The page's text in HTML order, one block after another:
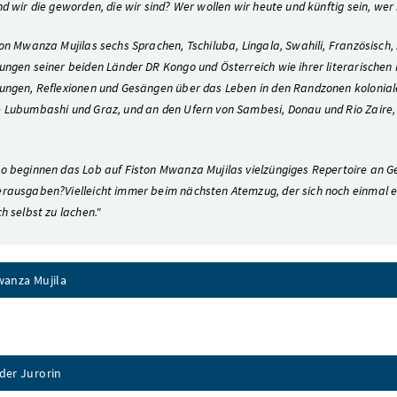
wir die geworden, die wir sind? Wer wollen wir heute und künftig sein,
Mwanza Mujilas sechs Sprachen, Tschiluba, Lingala, Swahili,
seiner beiden Länder DR Kongo und Österreich wie ihrer
Reflexionen und Gesängen über das Leben in den Randzonen
und Graz, und an den Ufern von Sambesi, Donau und Rio
beginnen das Lob auf Fiston Mwanza Mujilas vielzüngiges Repertoire an
immer beim nächsten Atemzug, der sich noch
selbst zu lachen."
Mujila
Jurorin